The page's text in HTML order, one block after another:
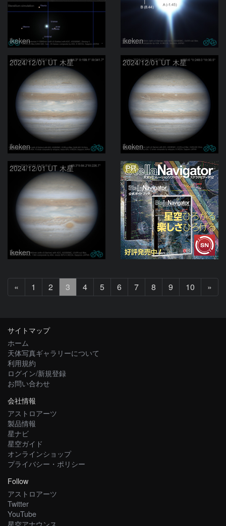
ikeken ikeken
2024/12/01 UT 木星
ikeken
2024/12/01 UT 木星
ikeken
2024/12/01 UT 木星
ikeken
PR
«
へ
1 2 3 4 5 6 7 8 9 10 »
へ
サイトマップ
ホーム
天体写真ギャラリーについて
利用規約
ログイン/新規登録
お問い合わせ
会社情報
アストロアーツ
製品情報
星ナビ
星空ガイド
オンラインショップ
プライバシー・ポリシー
Follow
アストロアーツ
Twitter
YouTube
星空アナウンス